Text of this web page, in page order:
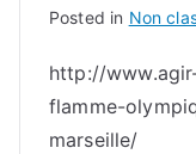
Posted in Non
http://
flamme-
marseille/